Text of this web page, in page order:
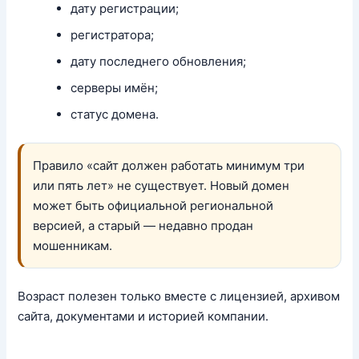
дату регистрации;
регистратора;
дату последнего обновления;
серверы имён;
статус домена.
Правило «сайт должен работать минимум три
или пять лет» не существует. Новый домен
может быть официальной региональной
версией, а старый — недавно продан
мошенникам.
Возраст полезен только вместе с лицензией, архивом
сайта, документами и историей компании.